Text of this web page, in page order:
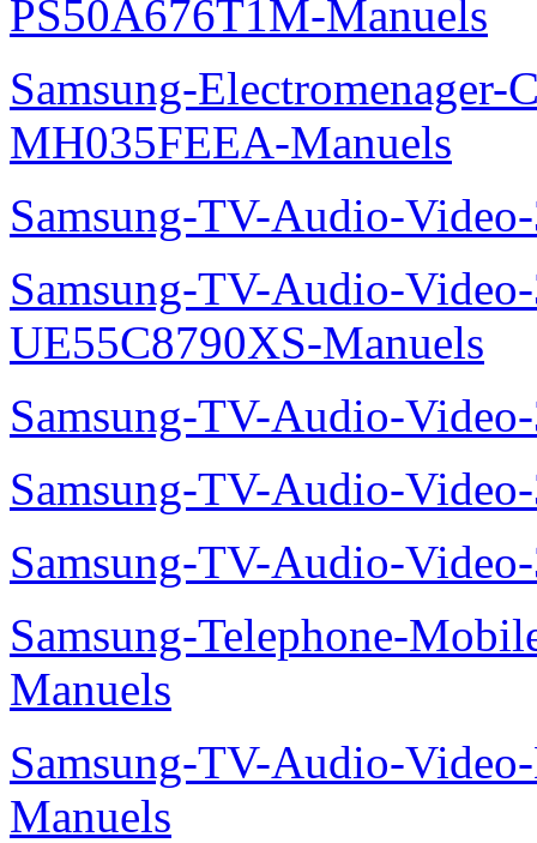
PS50A676T1M-Manuels
Samsung-Electromenager-
MH035FEEA-Manuels
Samsung-TV-Audio-
Samsung-TV-Audio-
UE55C8790XS-Manuels
Samsung-TV-Audio-
Samsung-TV-Audio-
Samsung-TV-Audio-
Samsung-Telephone-
Manuels
Samsung-TV-Audio-
Manuels